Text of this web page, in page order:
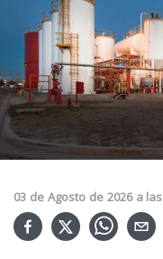
03 de Agosto de 2026 a las